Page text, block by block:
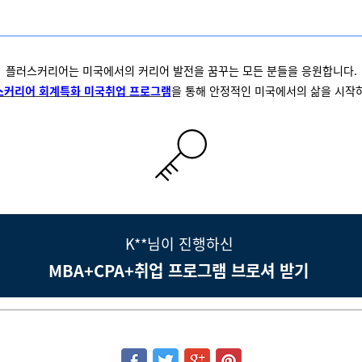
플러스커리어는 미국에서의 커리어 발전을 꿈꾸는 모든 분들을 응원합니다.
커리어 회계특화 미국취업 프로그램을 통해 안정적인 미국에서의 삶을 시작
K**님이 진행하신
MBA+CPA+취업 프로그램 브로셔 받기